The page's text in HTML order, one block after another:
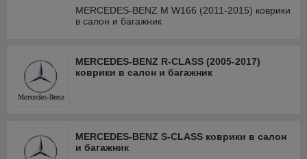
MERCEDES-BENZ M W166 (2011-2015) коврики
в салон и багажник
MERCEDES-BENZ R-CLASS (2005-2017)
коврики в салон и багажник
MERCEDES-BENZ S-CLASS коврики в салон
и багажник